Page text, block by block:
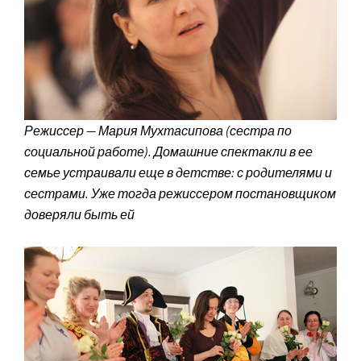
Режиссер — Мария Мухтасипова (сестра по
социальной работе). Домашние спектакли в ее
семье устраивали еще в детстве: с родителями и
сестрами. Уже тогда режиссером постановщиком
доверяли быть ей